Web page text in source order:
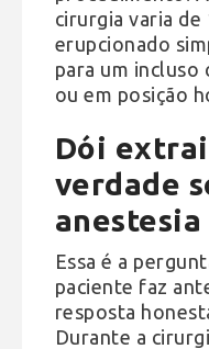
cirurgia varia de
erupcionado
para um incluso
ou em posição
Dói
verdade
Essa é a
paciente faz
resposta
Durante a